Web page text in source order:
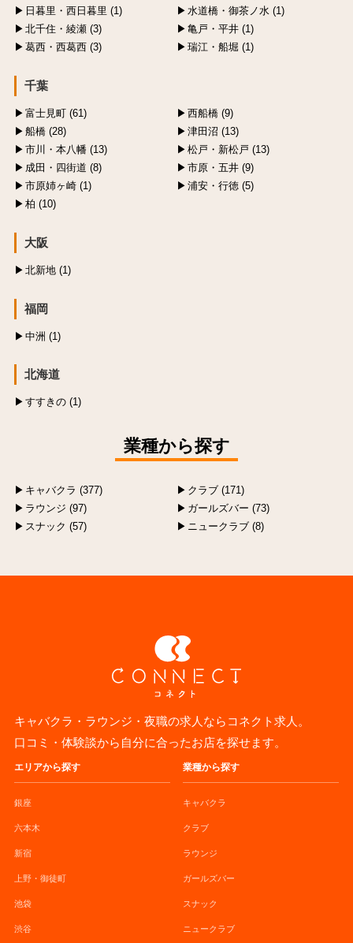
日暮里・西日暮里 (1)
水道橋・御茶ノ水 (1)
北千住・綾瀬 (3)
亀戸・平井 (1)
葛西・西葛西 (3)
瑞江・船堀 (1)
千葉
富士見町 (61)
西船橋 (9)
船橋 (28)
津田沼 (13)
市川・本八幡 (13)
松戸・新松戸 (13)
成田・四街道 (8)
市原・五井 (9)
市原姉ヶ崎 (1)
浦安・行徳 (5)
柏 (10)
大阪
北新地 (1)
福岡
中洲 (1)
北海道
すすきの (1)
業種から探す
キャバクラ (377)
クラブ (171)
ラウンジ (97)
ガールズバー (73)
スナック (57)
ニュークラブ (8)
キャバクラ・ラウンジ・夜職の求人ならコネクト求人。
口コミ・体験談から自分に合ったお店を探せます。
エリアから探す
銀座
六本木
新宿
上野・御徒町
池袋
渋谷
業種から探す
キャバクラ
クラブ
ラウンジ
ガールズバー
スナック
ニュークラブ